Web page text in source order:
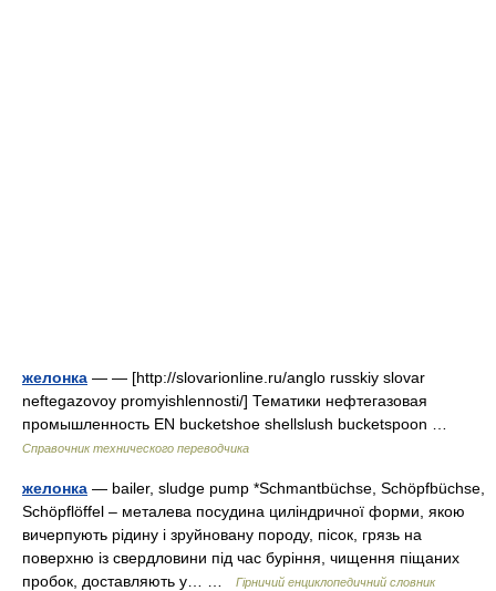
желонка — — [http://slovarionline.ru/anglo russkiy slovar
neftegazovoy promyishlennosti/] Тематики нефтегазовая
промышленность EN bucketshoe shellslush bucketspoon …
Справочник технического переводчика
желонка — bailer, sludge pump *Schmantbüchse, Schöpfbüchse,
Schöpflöffel – металева посудина циліндричної форми, якою
вичерпують рідину і зруйновану породу, пісок, грязь на
поверхню із свердловини під час буріння, чищення піщаних
пробок, доставляють у… …
Гірничий енциклопедичний словник